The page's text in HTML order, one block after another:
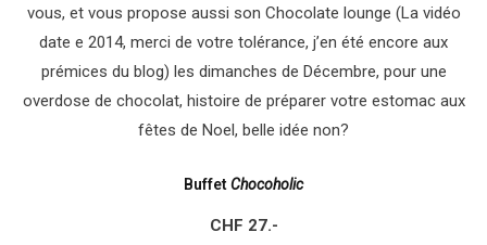
vous, et vous propose aussi son Chocolate lounge (La vidéo
date e 2014, merci de votre tolérance, j’en été encore aux
prémices du blog) les dimanches de Décembre, pour une
overdose de chocolat, histoire de préparer votre estomac aux
fêtes de Noel, belle idée non?
BuffetChocoholic
CHF 27.-